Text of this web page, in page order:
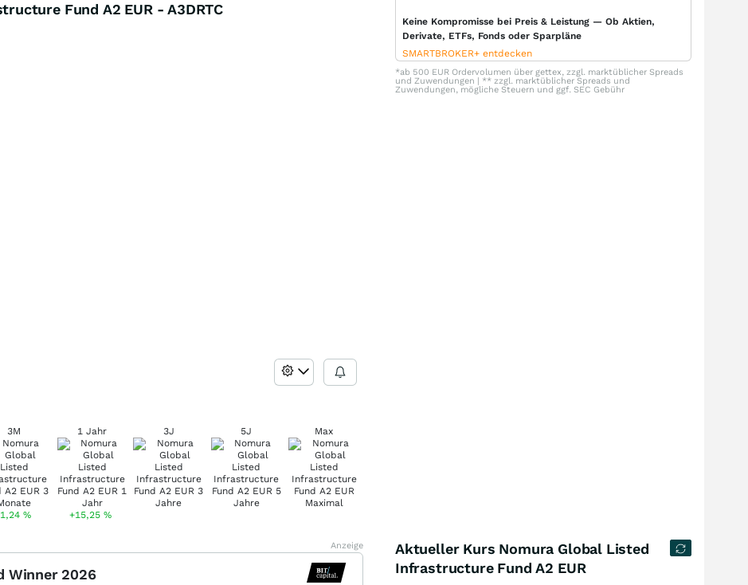
Fund A2 EUR - A3DRTC
3M
%
1 Jahr
+15,25 %
3J 5J Max
Keine Kompromisse bei Preis & Leistung — Ob Aktien,
Derivate, ETFs, Fonds oder Sparpläne
SMARTBROKER+ entdecken
*ab 500 EUR Ordervolumen über gettex, zzgl. marktüblicher Spreads
und Zuwendungen | ** zzgl. marktüblicher Spreads und
Zuwendungen, mögliche Steuern und ggf. SEC Gebühr
Anzeige
Winner 2026
Aktueller Kurs Nomura Global Listed
Infrastructure Fund A2 EUR